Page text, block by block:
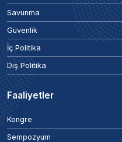
Savunma
Güvenlik
İç Politika
Dış Politika
Faaliyetler
Kongre
Sempozyum